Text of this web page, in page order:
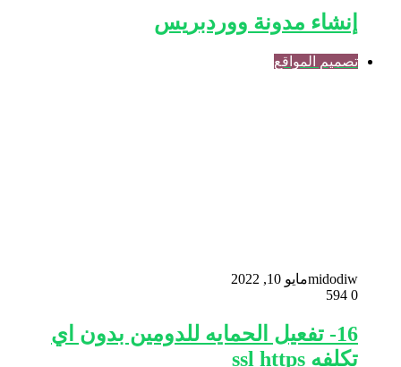
إنشاء مدونة ووردبريس
تصميم المواقع
midodiwمايو 10, 2022
0
16- تفعيل الحمايه للدومين بدون اي
تكلفه ssl https